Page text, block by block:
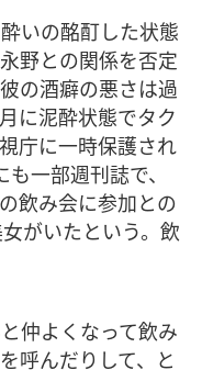
いの酩酊した状態
野との関係を否定
の酒癖の悪さは過
に泥酔状態でタク
庁に一時保護され
一部週刊誌で、
飲み会に参加との
がいたという。飲
仲よくなって飲み
呼んだりして、と